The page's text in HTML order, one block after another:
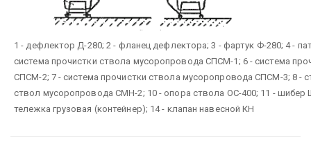
1 - дефлектор Д-280; 2 - фланец дефлектора; 3 - фартук Ф-280; 4 -
система прочистки ствола мусоропровода СПСМ-1; 6 - система
СПСМ-2; 7 - система прочистки ствола мусоропровода СПСМ-3; 8 -
ствол мусоропровода СМН-2; 10 - опора ствола ОС-400; 11 -
тележка грузовая (контейнер); 14 - клапан навесной КН